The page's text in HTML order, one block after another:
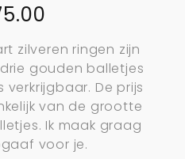
zilveren ringen zijn
gouden balletjes
verkrijgbaar. De prijs
van de grootte
Ik maak graag
voor je.